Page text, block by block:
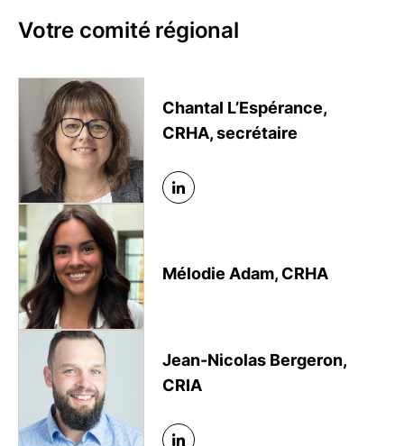
Votre comité régional
Chantal L’Espérance,
CRHA, secrétaire
Mélodie Adam, CRHA
Jean-Nicolas Bergeron,
CRIA